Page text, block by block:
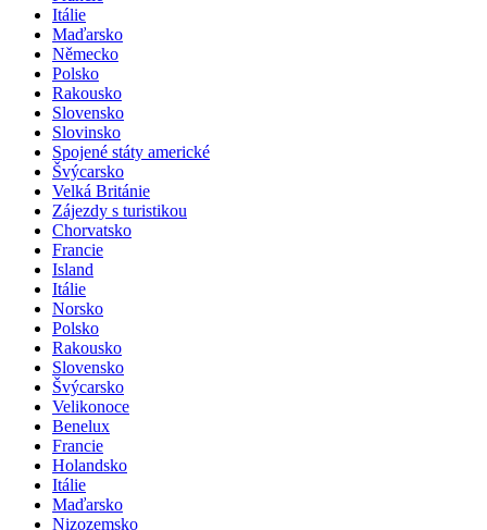
Itálie
Maďarsko
Německo
Polsko
Rakousko
Slovensko
Slovinsko
Spojené státy americké
Švýcarsko
Velká Británie
Zájezdy s turistikou
Chorvatsko
Francie
Island
Itálie
Norsko
Polsko
Rakousko
Slovensko
Švýcarsko
Velikonoce
Benelux
Francie
Holandsko
Itálie
Maďarsko
Nizozemsko